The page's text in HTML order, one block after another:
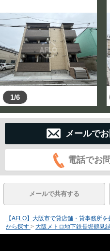
1/6
メールで
電話でお
メールで共有する
【AFLO】大阪市で貸店舗・貸事務所
から探す > 大阪メトロ地下鉄長堀鶴見